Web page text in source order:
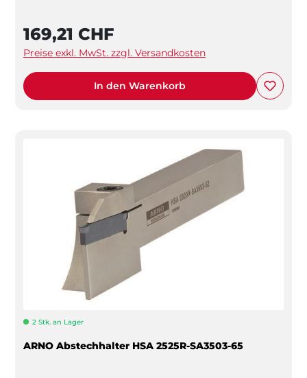
169,21 CHF
Preise exkl. MwSt. zzgl. Versandkosten
In den Warenkorb
2 Stk. an Lager
ARNO Abstechhalter HSA 2525R-SA3503-65